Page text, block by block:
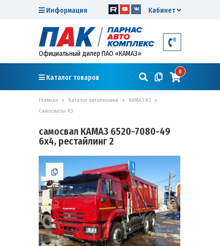
Кабинет
Информация
Официальный дилер ПАО «КАМАЗ»
Каталог товаров
0
Главная Каталог автотехники
КАМАЗ К3
Самосвалы К3
самосвал КАМАЗ 6520-7080-49
6х4, рестайлинг 2